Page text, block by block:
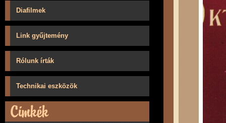
Diafilmek
Link gyűjtemény
Rólunk írták
Technikai eszközök